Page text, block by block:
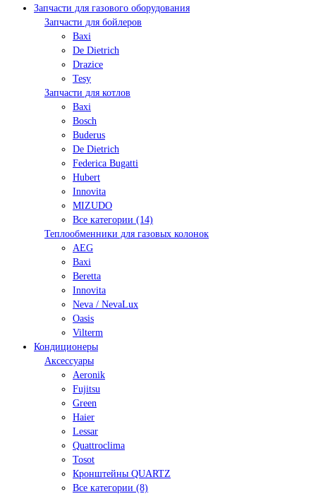
Запчасти для газового оборудования
Запчасти для бойлеров
Baxi
De Dietrich
Drazice
Tesy
Запчасти для котлов
Baxi
Bosch
Buderus
De Dietrich
Federica Bugatti
Hubert
Innovita
MIZUDO
Все категории (14)
Теплообменники для газовых колонок
AEG
Baxi
Beretta
Innovita
Neva / NevaLux
Oasis
Vilterm
Кондиционеры
Аксессуары
Aeronik
Fujitsu
Green
Haier
Lessar
Quattroclima
Tosot
Кронштейны QUARTZ
Все категории (8)